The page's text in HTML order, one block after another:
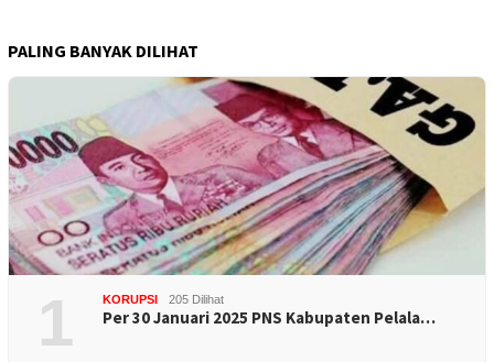
PALING BANYAK DILIHAT
1 KORUPSI 205 Dilihat
Per 30 Januari 2025 PNS Kabupaten Pelala…